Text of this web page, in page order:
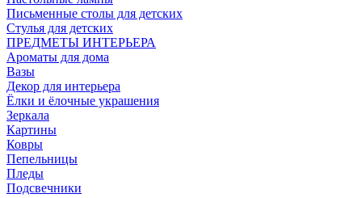
Письменные столы для детских
Стулья для детских
ПРЕДМЕТЫ ИНТЕРЬЕРА
Ароматы для дома
Вазы
Декор для интерьера
Ёлки и ёлочные украшения
Зеркала
Картины
Ковры
Пепельницы
Пледы
Подсвечники